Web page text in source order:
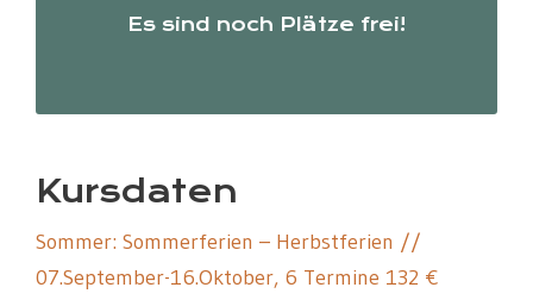
Es sind noch Plätze frei!
Kursdaten
Sommer: Sommerferien – Herbstferien //
07.September-16.Oktober, 6 Termine 132 €